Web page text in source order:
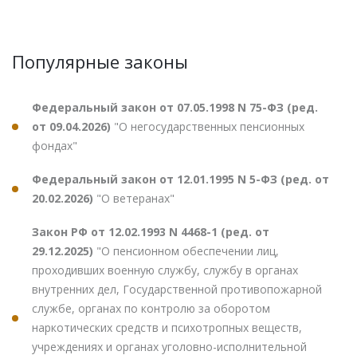
Популярные законы
Федеральный закон от 07.05.1998 N 75-ФЗ (ред.
от 09.04.2026) "О негосударственных пенсионных
фондах"
Федеральный закон от 12.01.1995 N 5-ФЗ (ред. от
20.02.2026) "О ветеранах"
Закон РФ от 12.02.1993 N 4468-1 (ред. от
29.12.2025) "О пенсионном обеспечении лиц,
проходивших военную службу, службу в органах
внутренних дел, Государственной противопожарной
службе, органах по контролю за оборотом
наркотических средств и психотропных веществ,
учреждениях и органах уголовно-исполнительной